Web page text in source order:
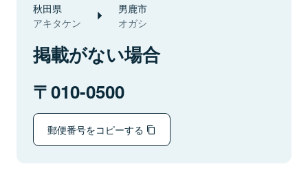
秋田県
アキタケン
男鹿市
オガシ
掲載がない場合
010-0500
郵便番号をコピーする